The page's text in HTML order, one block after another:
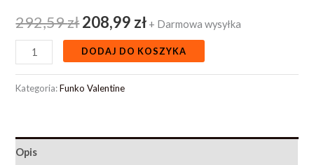
292,59zł208,99 zł + Darmowa wysyłka
DODAJ DO KOSZYKA
Kategoria:Funko Valentine
Opis